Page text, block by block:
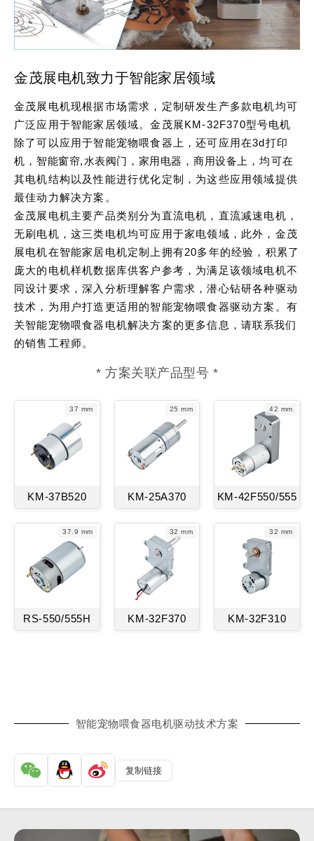
金茂展电机致力于智能家居领域
金茂展电机现根据市场需求，定制研发生产多款电机均可
广泛应用于智能家居领域。金茂展KM-32F370型号电机
除了可以应用于智能宠物喂食器上，还可应用在3d打印
机， 智能窗帘, 水表阀门 ， 家用电器 ，商用设备 上，均可在
其电机结构以及性能进行优化定制，为这些应用领域提供
最佳动力解决方案。
金茂展电机主要产品类别分为直流电机，直流减速电机，
无刷电机，这三类电机均可应用于家电领域，此外，金茂
展电机在智能家居电机定制上拥有20多年的经验，积累了
庞大的电机样机数据库供客户参考，为满足该领域电机不
同设计要求，深入分析理解客户需求，潜心钻研各种驱动
技术，为用户打造更适用的智能宠物喂食器驱动方案。有
关智能宠物喂食器电机解决方案的更多信息，请联系我们
的销售工程师。
* 方案关联产品型号 *
37 mm
KM-37B520
25 mm
KM-25A370
42 mm
KM-42F550/555
37.9 mm
RS-550/555H
32 mm
KM-32F370
32 mm
KM-32F310
智能宠物喂食器电机驱动技术方案
复制链接